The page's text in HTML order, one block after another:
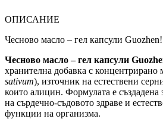
ОПИСАНИЕ
Чесново масло – гел капсули Guozhen!
Чесново масло – гел капсули
хранителна добавка с концентрирано
sativum), източник на естествени
които алицин. Формулата е създадена
на сърдечно-съдовото здраве и
функции на организма.